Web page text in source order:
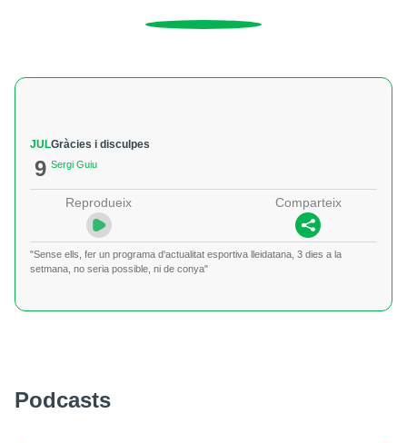
JUL
9
Gràcies i disculpes
Sergi Guiu
Reprodueix Comparteix
"Sense ells, fer un programa d'actualitat esportiva lleidatana, 3 dies a la
setmana, no seria possible, ni de conya"
Podcasts